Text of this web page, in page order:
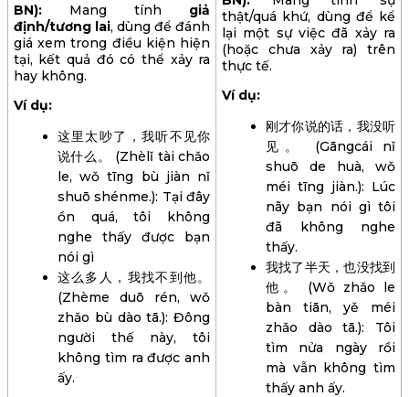
BN):Mang tính giả
định/tương lai, dùng để đánh
giá xem trong điều kiện hiện
tại, kết quả đó có thể xảy ra
hay không.
Ví dụ:
这里太吵了，我听不见你
说什么。 (Zhèlǐ tài chǎo
le, wǒ tīng bù jiàn nǐ
shuō shénme.): Tại đây
ồn quá, tôi không
nghe thấy được bạn
nói gì
这么多人，我找不到他。
(Zhème duō rén, wǒ
zhǎo bù dào tā.): Đông
người thế này, tôi
không tìm ra được anh
ấy.
thật/quá khứ, dùng để kể
lại một sự việc đã xảy ra
(hoặc chưa xảy ra) trên
thực tế.
Ví dụ:
刚才你说的话，我没听
见。 (Gāngcái nǐ
shuō de huà, wǒ
méi tīng jiàn.): Lúc
nãy bạn nói gì tôi
đã không nghe
thấy.
我找了半天，也没找到
他。 (Wǒ zhǎo le
bàn tiān, yě méi
zhǎo dào tā.): Tôi
tìm nửa ngày rồi
mà vẫn không tìm
thấy anh ấy.